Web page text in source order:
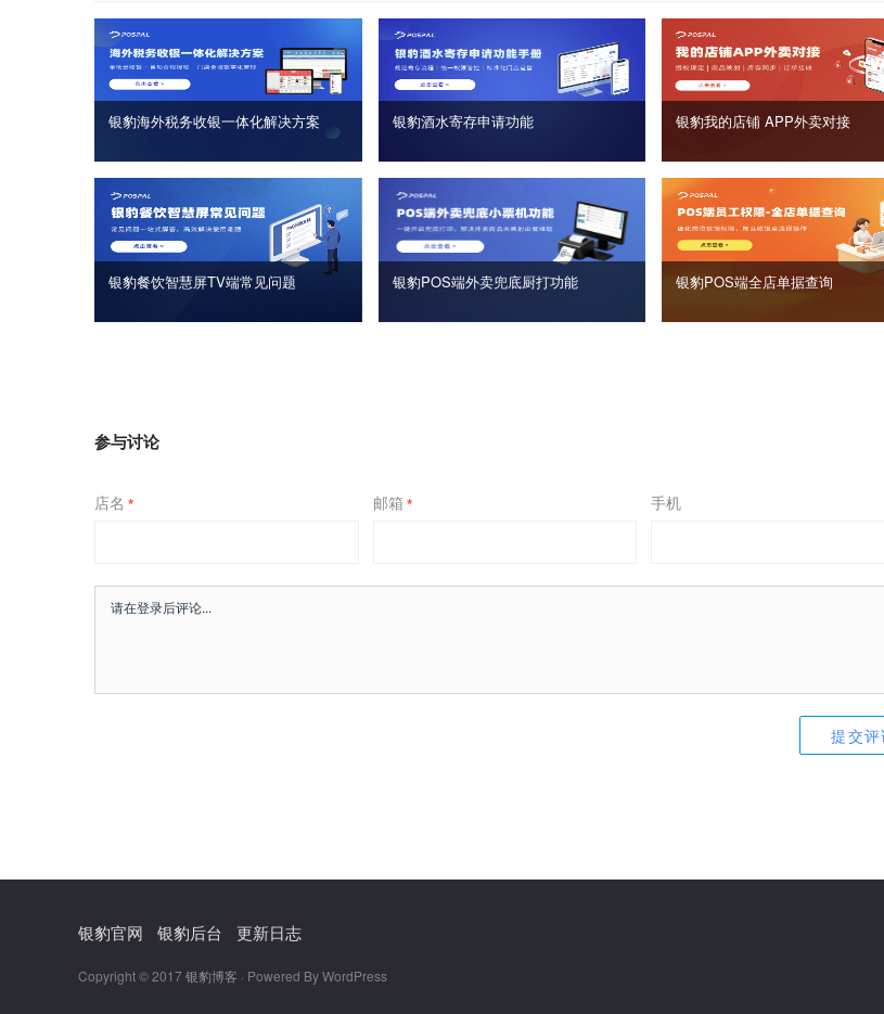
银豹海外税务收银一体化解决方案 银豹酒水寄存申请功能 银豹我的店铺 APP外卖对接
银豹餐饮智慧屏TV端常见问题 银豹POS端外卖兜底厨打功能 银豹POS端全店单据查询
参与讨论
店名 * 邮箱 * 手机
银豹官网 银豹后台 更新日志
Copyright © 2017 银豹博客 · Powered By WordPress